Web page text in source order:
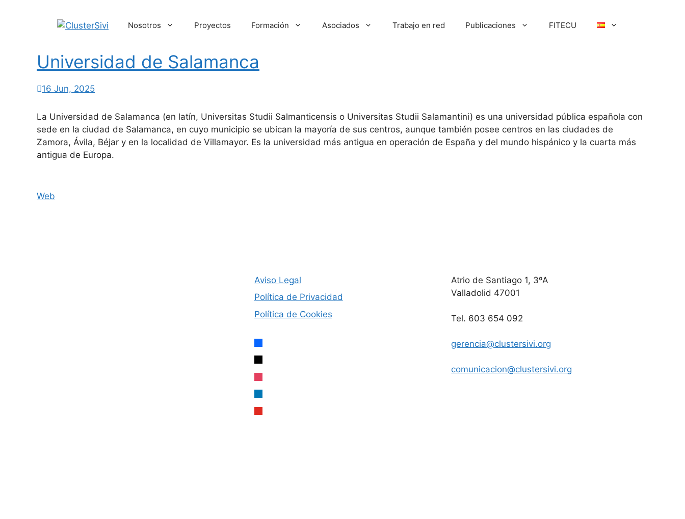
Nosotros Proyectos Formación Asociados Trabajo en red Publicaciones FITECU
Universidad de Salamanca
16 Jun, 2025
La Universidad de Salamanca (en latín, Universitas Studii Salmanticensis o Universitas Studii Salamantini) es una universidad pública española con
sede en la ciudad de Salamanca, en cuyo municipio se ubican la mayoría de sus centros, aunque también posee centros en las ciudades de
Zamora, Ávila, Béjar y en la localidad de Villamayor. Es la universidad más antigua en operación de España y del mundo hispánico y la cuarta más
antigua de Europa.
Web
Aviso Legal
Política de Privacidad
Política de Cookies
facebook
x
instagram
linkedin
youtube
Atrio de Santiago 1, 3ºA
Valladolid 47001
Tel. 603 654 092
gerencia@clustersivi.org
comunicacion@clustersivi.org